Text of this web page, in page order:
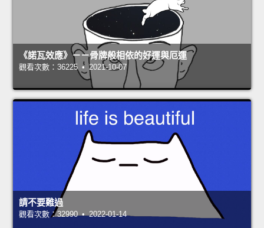
《諾瓦效應》－－骨牌般相依的好運與厄運
觀看次數：36225 • 2021-10-07
請不要難過
觀看次數：32990 • 2022-01-14